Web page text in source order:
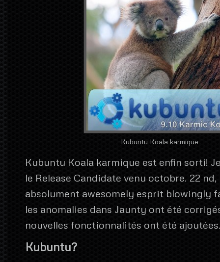
Kubuntu Koala karmique
Kubuntu Koala karmique est enfin sorti!
le Release Candidate venu octobre. 22
absolument awesomely esprit blowingly
les anomalies dans Jaunty ont été
nouvelles fonctionnalités ont été
Kubuntu?